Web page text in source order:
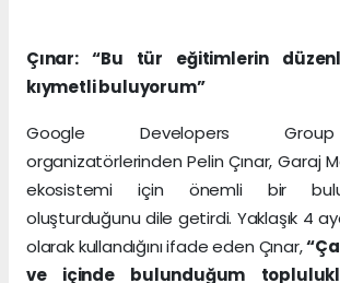
Çınar: “Bu tür eğitimlerin
kıymetli buluyorum”
Google Developers
organizatörlerinden Pelin Çınar, Garaj
ekosistemi için önemli bir
oluşturduğunu dile getirdi. Yaklaşık 4
olarak kullandığını ifade eden Çınar,
ve içinde bulunduğum